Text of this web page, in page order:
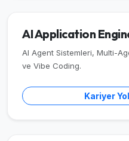
AI Application
AI Agent Sistemleri, Multi-
ve Vibe Coding.
Kariyer